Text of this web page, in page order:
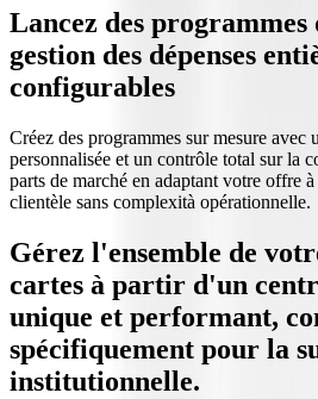
Lancez des programmes
gestion des dépenses
configurables
Créez des programmes sur mesure avec
personnalisée et un contrôle total sur la
parts de marché en adaptant votre offre
clientèle sans complexità opérationnelle.
Gérez l'ensemble de
cartes à partir d'un
unique et performant,
spécifiquement pour la
institutionnelle.